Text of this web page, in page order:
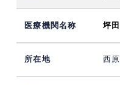
坪
西